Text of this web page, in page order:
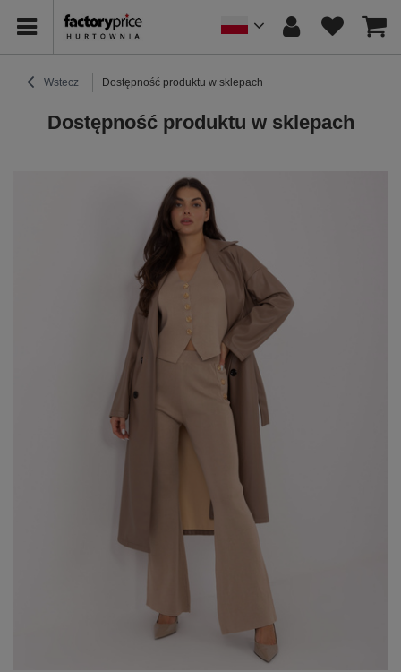
Wstecz Dostępność produktu w sklepach
Dostępność produktu w sklepach